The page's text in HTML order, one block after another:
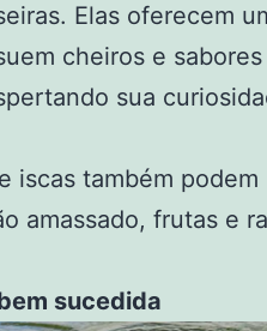
Elas oferecem
cheiros e
sua
iscas também podem
amassado, frutas e
sucedida